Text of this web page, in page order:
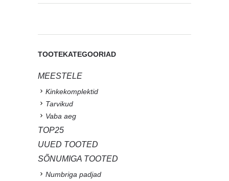
TOOTEKATEGOORIAD
MEESTELE
Kinkekomplektid
Tarvikud
Vaba aeg
TOP25
UUED TOOTED
SÕNUMIGA TOOTED
Numbriga padjad